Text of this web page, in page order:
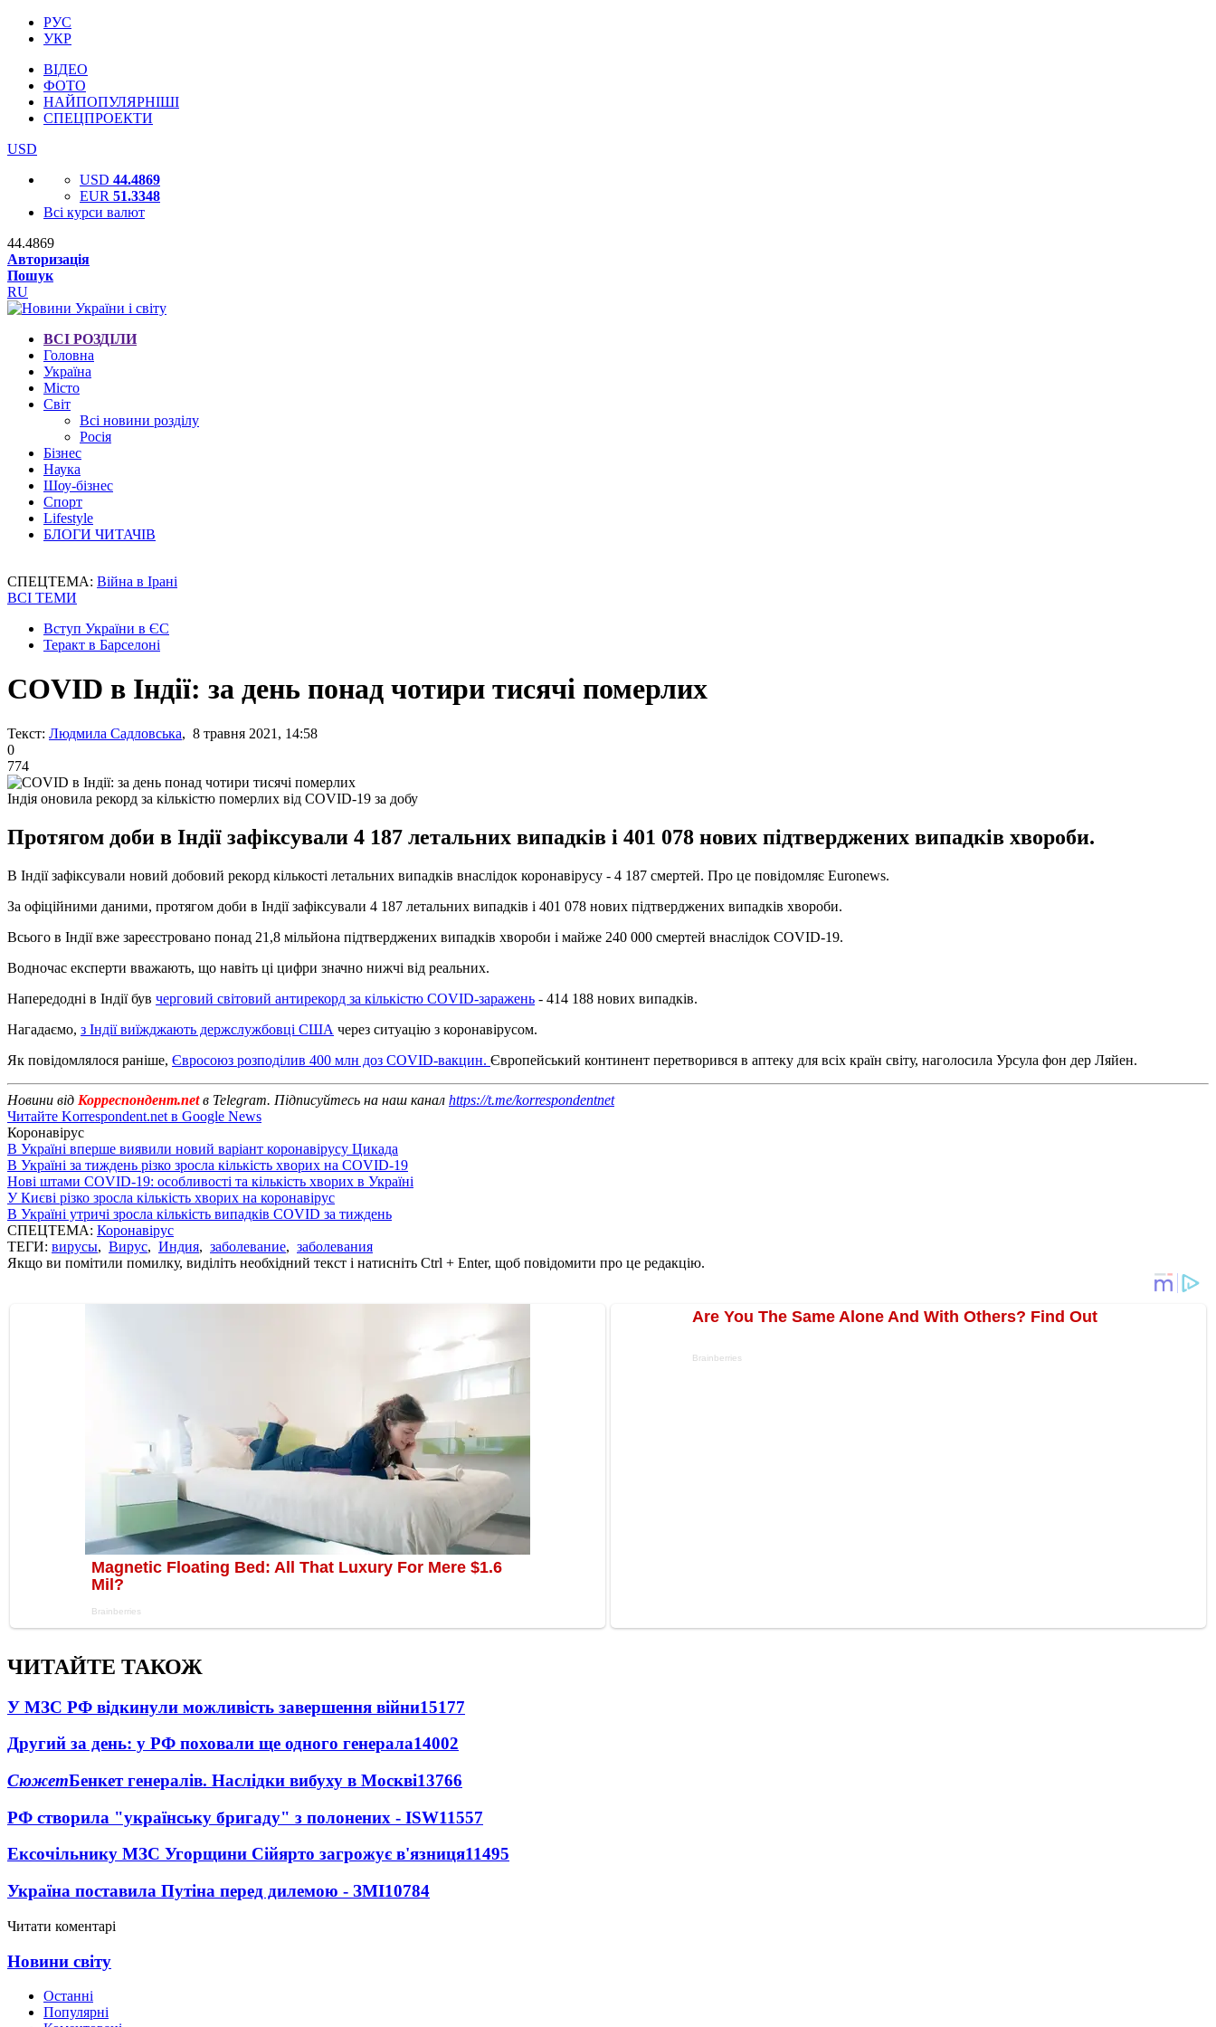
РУС
УКР
ВІДЕО
ФОТО
НАЙПОПУЛЯРНІШІ
СПЕЦПРОЕКТИ
USD
USD 44.4869
EUR 51.3348
Всі курси валют
44.4869
Авторизація
Пошук
RU
ВСІ РОЗДІЛИ
Головна
Україна
Місто
Світ
Всі новини розділу
Росія
Бізнес
Наука
Шоу-бізнес
Спорт
Lifestyle
БЛОГИ ЧИТАЧІВ
СПЕЦТЕМА: Війна в Ірані
ВСІ ТЕМИ
Вступ України в ЄС
Теракт в Барселоні
COVID в Індії: за день понад чотири тисячі померлих
Текст: Людмила Садловська, 8 травня 2021, 14:58
0
774
Індія оновила рекорд за кількістю померлих від COVID-19 за добу
Протягом доби в Індії зафіксували 4 187 летальних випадків і 401 078 нових підтверджених випадків хвороби.
В Індії зафіксували новий добовий рекорд кількості летальних випадків внаслідок коронавірусу - 4 187 смертей. Про це повідомляє Euronews.
За офіційними даними, протягом доби в Індії зафіксували 4 187 летальних випадків і 401 078 нових підтверджених випадків хвороби.
Всього в Індії вже зареєстровано понад 21,8 мільйона підтверджених випадків хвороби і майже 240 000 смертей внаслідок COVID-19.
Водночас експерти вважають, що навіть ці цифри значно нижчі від реальних.
Напередодні в Індії був черговий світовий антирекорд за кількістю COVID-заражень - 414 188 нових випадків.
Нагадаємо, з Індії виїжджають держслужбовці США через ситуацію з коронавірусом.
Як повідомлялося раніше, Євросоюз розподілив 400 млн доз COVID-вакцин. Європейський континент перетворився в аптеку для всіх країн світу, наголосила Урсула фон дер Ляйен.
Новини від Корреспондент.netв Telegram. Підписуйтесь на наш канал https://t.me/korrespondentnet
Читайте Korrespondent.net в Google News
Коронавірус
В Україні вперше виявили новий варіант коронавірусу Цикада
В Україні за тиждень різко зросла кількість хворих на COVID-19
Нові штами COVID-19: особливості та кількість хворих в Україні
У Києві різко зросла кількість хворих на коронавірус
В Україні утричі зросла кількість випадків COVID за тиждень
СПЕЦТЕМА: Коронавірус
ТЕГИ: вирусы, Вирус, Индия, заболевание, заболевания
Якщо ви помітили помилку, виділіть необхідний текст і натисніть Ctrl + Enter, щоб повідомити про це редакцію.
ЧИТАЙТЕ ТАКОЖ
У МЗС РФ відкинули можливість завершення війни15177
Другий за день: у РФ поховали ще одного генерала14002
СюжетБенкет генералів. Наслідки вибуху в Москві13766
РФ створила "українську бригаду" з полонених - ISW11557
Ексочільнику МЗС Угорщини Сійярто загрожує в'язниця11495
Україна поставила Путіна перед дилемою - ЗМІ10784
Читати коментарі
Новини світу
Останні
Популярні